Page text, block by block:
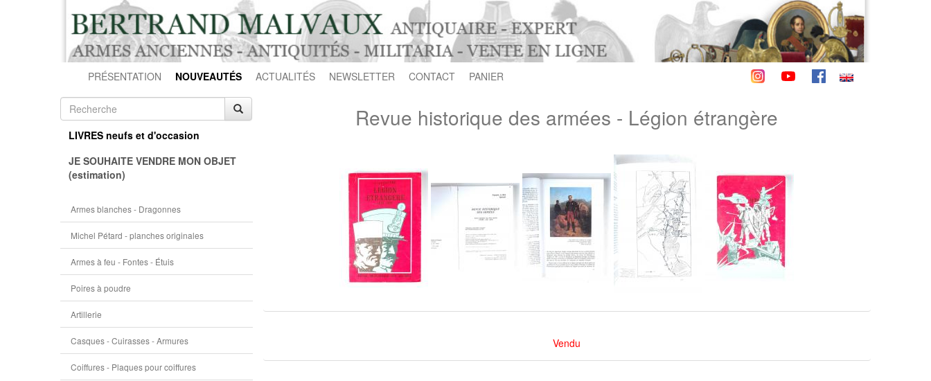
PRÉSENTATION NOUVEAUTÉS ACTUALITÉS NEWSLETTER CONTACT PANIER
LIVRES neufs et d'occasion
JE SOUHAITE VENDRE MON OBJET
(estimation)
Armes blanches - Dragonnes
Michel Pétard - planches originales
Armes à feu - Fontes - Étuis
Poires à poudre
Artillerie
Casques - Cuirasses - Armures
Coiffures - Plaques pour coiffures
Revue historique des armées - Légion étrangère
Vendu